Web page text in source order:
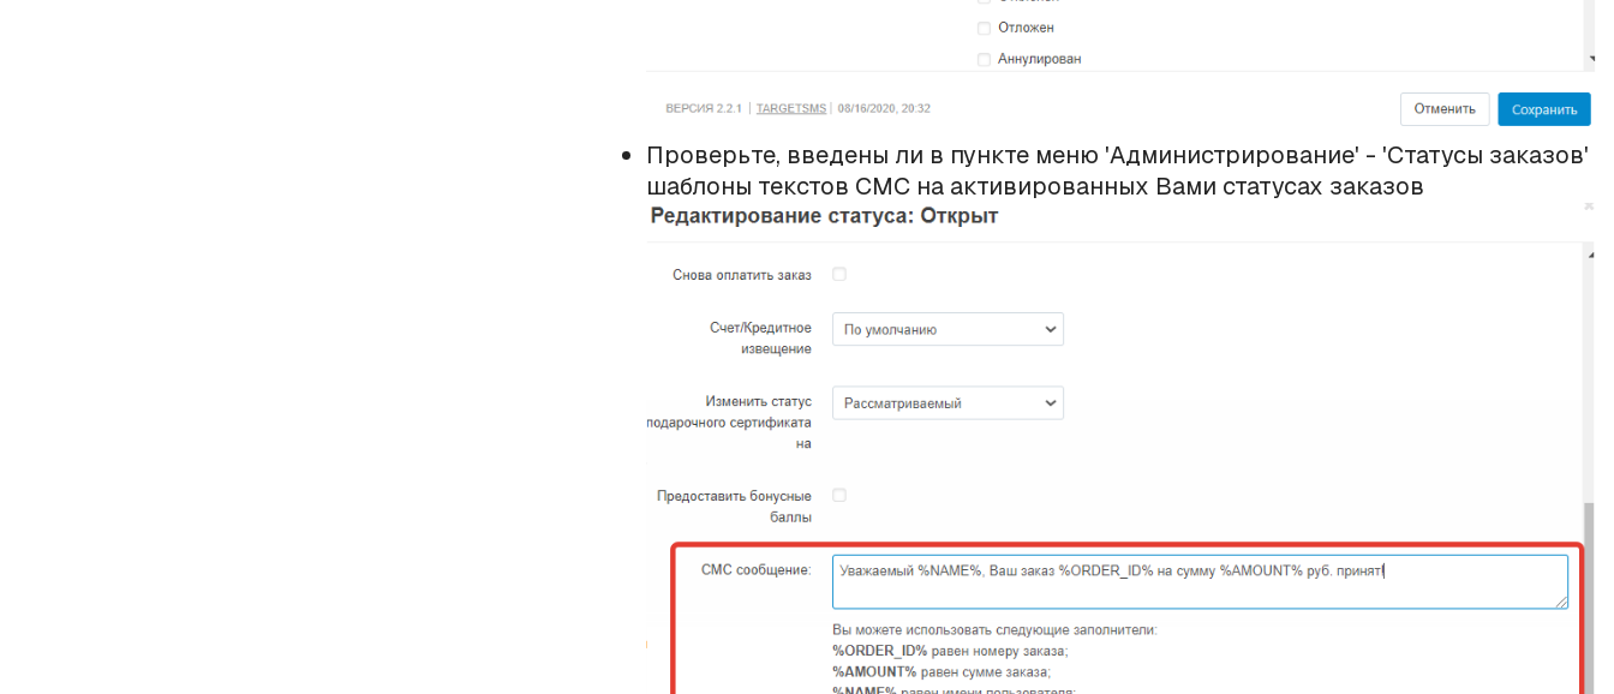
Проверьте, введены ли в пункте меню 'Администрирование' - 'Статусы заказов'
шаблоны текстов СМС на активированных Вами статусах заказов